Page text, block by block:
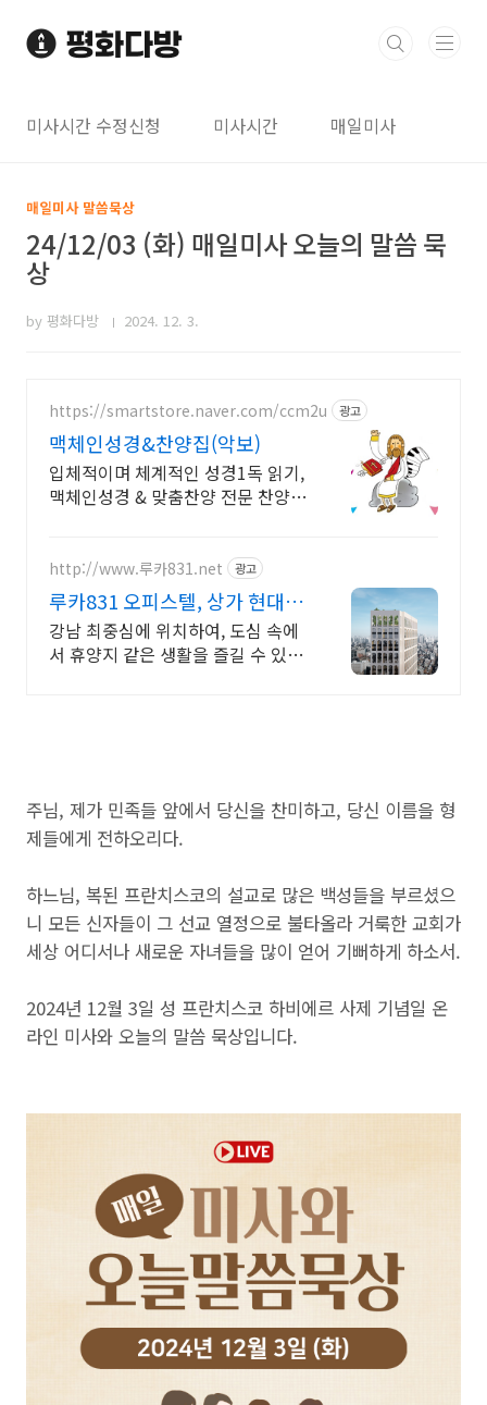
미사시간 수정신청 미사시간 매일미사
매일미사 말씀묵상
24/12/03 (화) 매일미사 오늘의 말씀 묵
상
by 평화다방 2024. 12. 3.
https://smartstore.naver.com/ccm2u 광고
맥체인성경&찬양집(악보)
입체적이며 체계적인 성경1독 읽기,
맥체인성경 & 맞춤찬양 전문 찬양집
http://www.루카831.net 광고
루카831 오피스텔, 상가 현대엔
지니어링의 명품오피스텔
강남 최중심에 위치하여, 도심 속에
서 휴양지 같은 생활을 즐길 수 있는
주님, 제가 민족들 앞에서 당신을 찬미하고, 당신 이름을 형
제들에게 전하오리다.
하느님, 복된 프란치스코의 설교로 많은 백성들을 부르셨으
니 모든 신자들이 그 선교 열정으로 불타올라 거룩한 교회가
세상 어디서나 새로운 자녀들을 많이 얻어 기뻐하게 하소서.
2024년 12월 3일 성 프란치스코 하비에르 사제 기념일 온
라인 미사와 오늘의 말씀 묵상입니다.